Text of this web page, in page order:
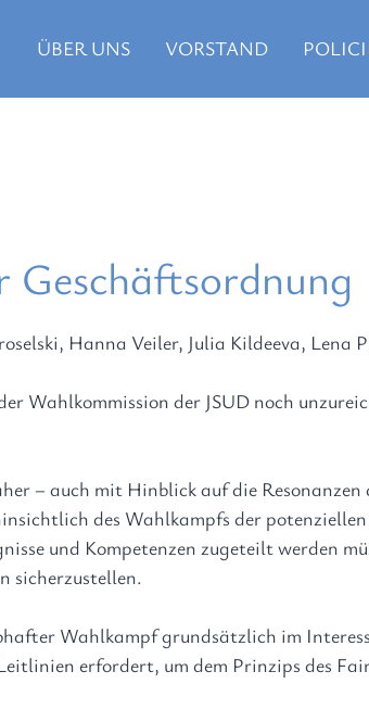
ÜBER UNS VORSTAND
Hanna Veiler, Julia Kildeeva, Lena
Wahlkommission der JSUD noch
– auch mit Hinblick auf die Resonanzen
des Wahlkampfs der potenziellen
und Kompetenzen zugeteilt werden
sicherzustellen.
Wahlkampf grundsätzlich im
erfordert, um dem Prinzips des